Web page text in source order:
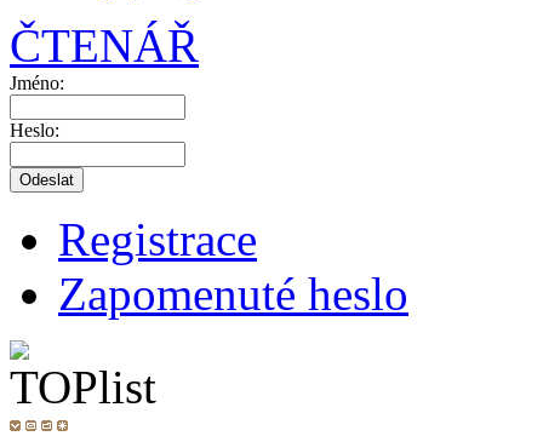
ČTENÁŘ
Jméno:
Heslo:
Registrace
Zapomenuté heslo